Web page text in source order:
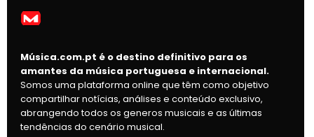
Música.com.pt é o destino definitivo para os
amantes da música portuguesa e internacional.
Somos uma plataforma online que têm como objetivo
compartilhar notícias, análises e conteúdo exclusivo,
abrangendo todos os generos musicais e as últimas
tendências do cenário musical.